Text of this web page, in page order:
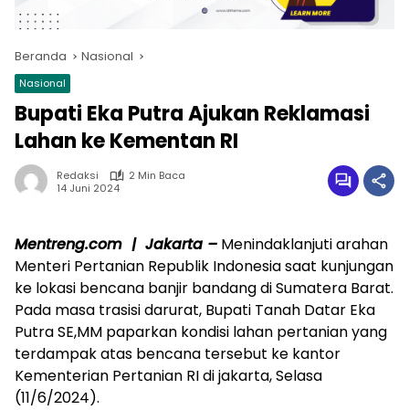
Beranda Nasional
Nasional
Bupati Eka Putra Ajukan Reklamasi
Lahan ke Kementan RI
Redaksi
2 Min Baca
14 Juni 2024
Mentreng.com | Jakarta – Menindaklanjuti arahan
Menteri Pertanian Republik Indonesia saat kunjungan
ke lokasi bencana banjir bandang di Sumatera Barat.
Pada masa trasisi darurat, Bupati Tanah Datar Eka
Putra SE,MM paparkan kondisi lahan pertanian yang
terdampak atas bencana tersebut ke kantor
Kementerian Pertanian RI di jakarta, Selasa
(11/6/2024).